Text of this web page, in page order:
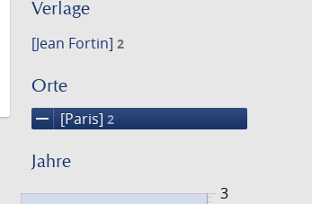
Verlage
[Jean Fortin] 2
Orte
remove [Paris] 2
Jahre
3